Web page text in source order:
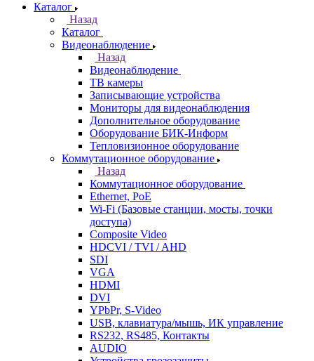
Каталог
Назад
Каталог
Видеонаблюдение
Назад
Видеонаблюдение
ТВ камеры
Записывающие устройства
Мониторы для видеонаблюдения
Дополнительное оборудование
Оборудование БИК-Информ
Тепловизионное оборудование
Коммутационное оборудование
Назад
Коммутационное оборудование
Ethernet, PoE
Wi-Fi (Базовые станции, мосты, точки
доступа)
Composite Video
HDCVI / TVI / AHD
SDI
VGA
HDMI
DVI
YPbPr, S-Video
USB, клавиатура/мышь, ИК управление
RS232, RS485, Контакты
AUDIO